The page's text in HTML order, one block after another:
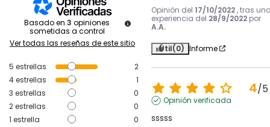
Basado en 3 opiniones
sometidas a control
Ver todas las reseñas de este sitio
5 estrellas
2
4estrellas
1
3 estrellas
0
2estrellas
0
1 estrella 0
Opinión del 17/10/2022 , tras
experiencia del 28/9/2022 por
A.A.
Útil(0) Informe
4/5
Opinión verificada
sssss